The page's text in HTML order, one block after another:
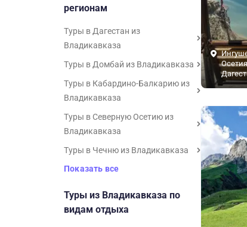
регионам
Туры в Дагестан из
Владикавказа
Туры в Домбай из Владикавказа
Туры в Кабардино-Балкарию из
Владикавказа
Туры в Северную Осетию из
Владикавказа
Туры в Чечню из Владикавказа
Показать все
Туры из Владикавказа по
видам отдыха